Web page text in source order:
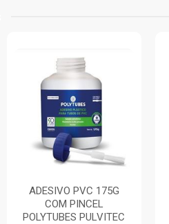
ADESIVO PVC 175G
COM PINCEL
POLYTUBES PULVITEC